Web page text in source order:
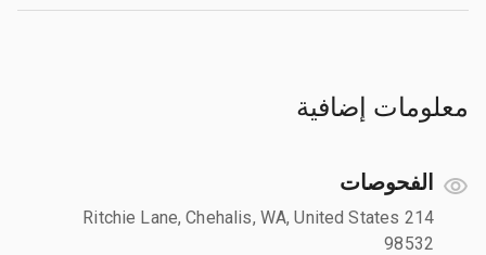
معلومات إضافية
الفحوصات
214 Ritchie Lane, Chehalis, WA, United States
98532